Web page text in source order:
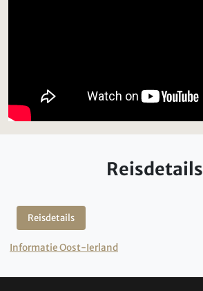
Reisdetails
Reisdetails
Informatie Oost-Ierland